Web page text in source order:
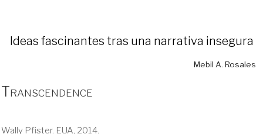
Ideas fascinantes tras una narrativa insegura
Mebil A. Rosales
Transcendence
Wally Pfister. EUA, 2014.